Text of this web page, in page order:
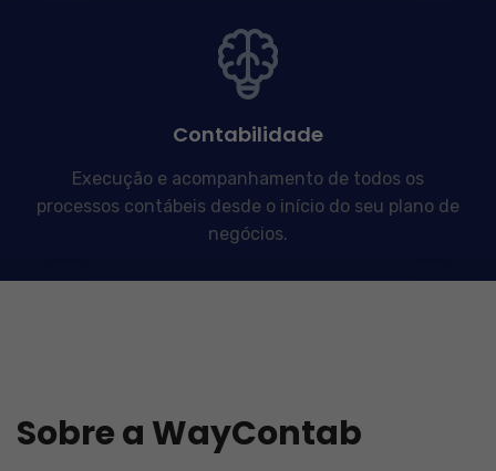
Contabilidade
Execução e acompanhamento de todos os
processos contábeis desde o início do seu plano de
negócios.
Sobre a WayContab